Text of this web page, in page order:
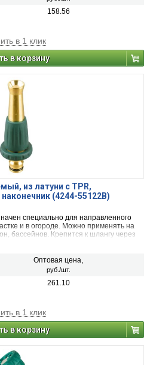
158.56
в 1 клик
в корзину
из латуни с TPR,
(4244-55122B)
специально для направленного
и в огороде. Можно применять на
бассейнов. Крепится к шлангу через
Оптовая цена,
руб./шт.
261.10
в 1 клик
в корзину